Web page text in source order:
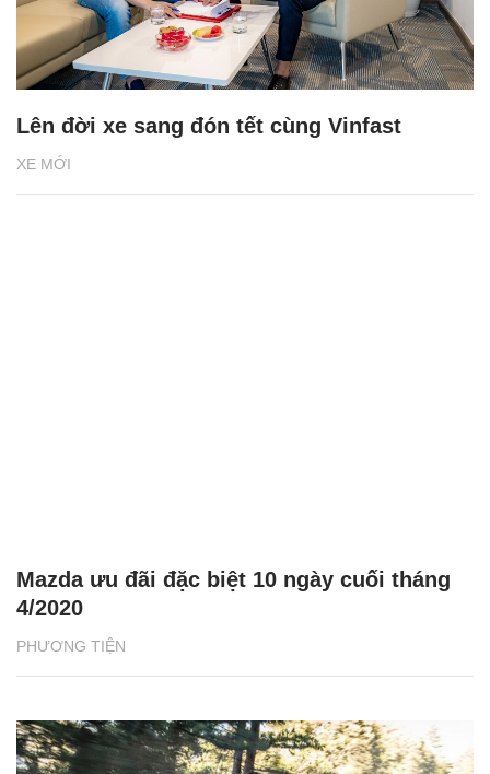
XE MỚI
Lên đời xe sang đón tết cùng Vinfast
PHƯƠNG TIỆN
Mazda ưu đãi đặc biệt 10 ngày cuối tháng
4/2020